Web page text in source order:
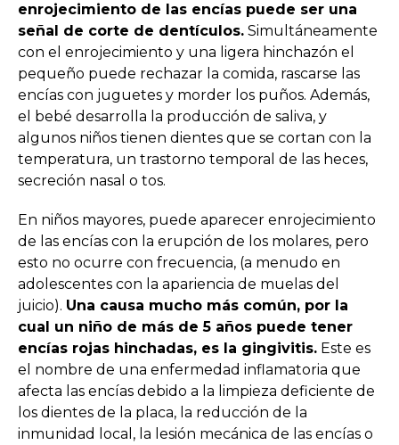
enrojecimiento de las encías puede ser una
señal de corte de dentículos. Simultáneamente
con el enrojecimiento y una ligera hinchazón el
pequeño puede rechazar la comida, rascarse las
encías con juguetes y morder los puños. Además,
el bebé desarrolla la producción de saliva, y
algunos niños tienen dientes que se cortan con la
temperatura, un trastorno temporal de las heces,
secreción nasal o tos.
En niños mayores, puede aparecer enrojecimiento
de las encías con la erupción de los molares, pero
esto no ocurre con frecuencia, (a menudo en
adolescentes con la apariencia de muelas del
juicio). Una causa mucho más común, por la
cual un niño de más de 5 años puede tener
encías rojas hinchadas, es la gingivitis. Este es
el nombre de una enfermedad inflamatoria que
afecta las encías debido a la limpieza deficiente de
los dientes de la placa, la reducción de la
inmunidad local, la lesión mecánica de las encías o